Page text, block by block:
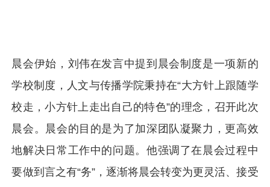
晨会伊始，刘伟在发言中提到晨会制度是一项新的
学校制度，人文与传播学院秉持在“大方针上跟随学
校走，小方针上走出自己的特色”的理念，召开此次
晨会。晨会的目的是为了加深团队凝聚力，更高效
地解决日常工作中的问题。他强调了在晨会过程中
要做到言之有“务”，逐渐将晨会转变为更灵活、接受